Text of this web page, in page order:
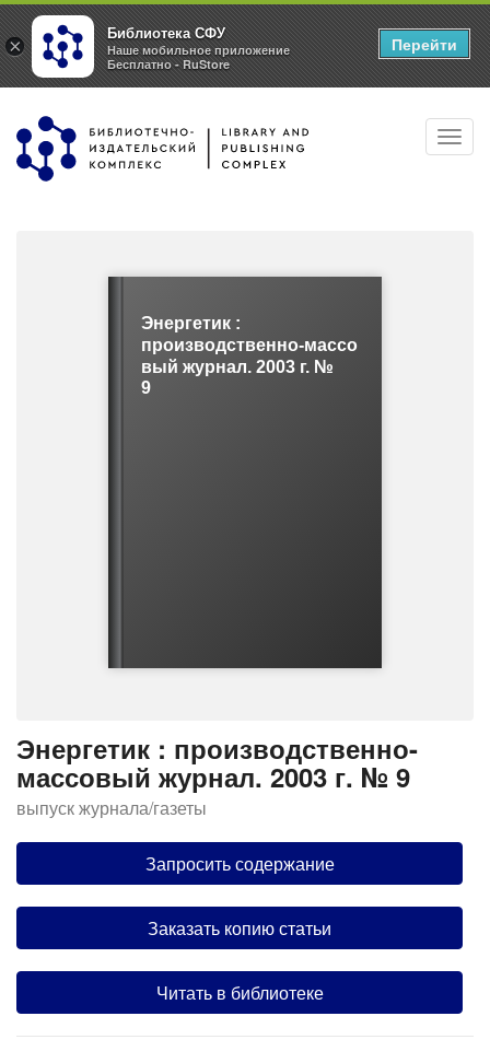
Перейти
основному
Энергетик :
производственно-массо
вый журнал. 2003 г. №
9
Энергетик : производственно-
массовый журнал. 2003 г. № 9
выпуск журнала/газеты
Запросить содержание
Заказать копию статьи
Читать в библиотеке
×
Библиотека СФУ
Наше мобильное приложение
Бесплатно - RuStore
Перейти